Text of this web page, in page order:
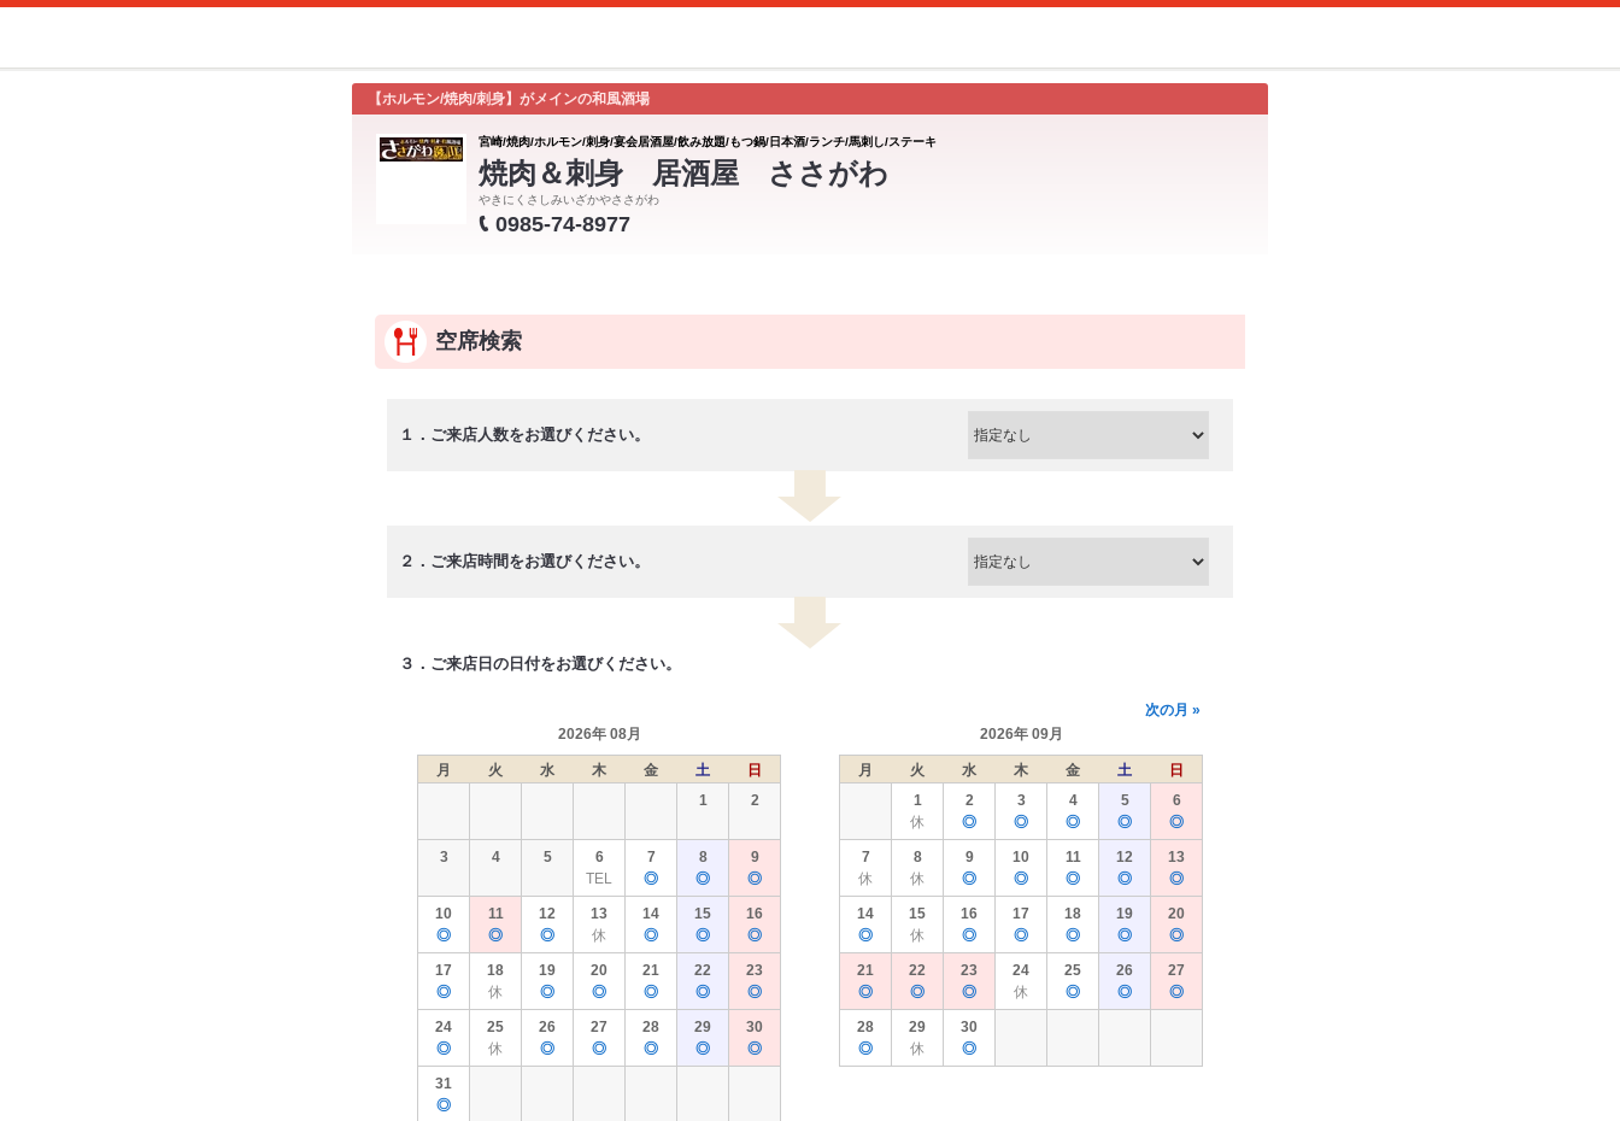
【ホルモン/焼肉/刺身】がメインの和風酒場
宮崎/焼肉/ホルモン/刺身/宴会居酒屋/飲み放題/もつ鍋/日本酒/ランチ/馬刺し/ステーキ
焼肉＆刺身 居酒屋 ささがわ
やきにくさしみいざかやささがわ
0985-74-8977
空席検索
１．ご来店人数をお選びください。
２．ご来店時間をお選びください。
３．ご来店日の日付をお選びください。
2026年 08月
月 火 水 木 金 土
日
1
2
3 4 5
6
TEL
7
◎
8
◎
9
◎
10
◎
11
◎
12
◎
13
休
14
◎
15
◎
16
◎
17
◎
18
休
19
◎
20
◎
21
◎
22
◎
23
◎
24
◎
25
休
26
◎
27
◎
28
◎
29
◎
30
◎
31
◎
2026年 09月
月 火 水 木 金 土
日
1
休
2
◎
3
◎
4
◎
5
◎
6
◎
7
休
8
休
9
◎
10
◎
11
◎
12
◎
13
◎
14
◎
15
休
16
◎
17
◎
18
◎
19
◎
20
◎
21
◎
22
◎
23
◎
24
休
25
◎
26
◎
27
◎
28
◎
29
休
30
◎
次の月 »